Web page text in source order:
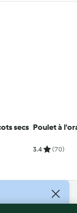
secs Poulet à
3.4 (70)